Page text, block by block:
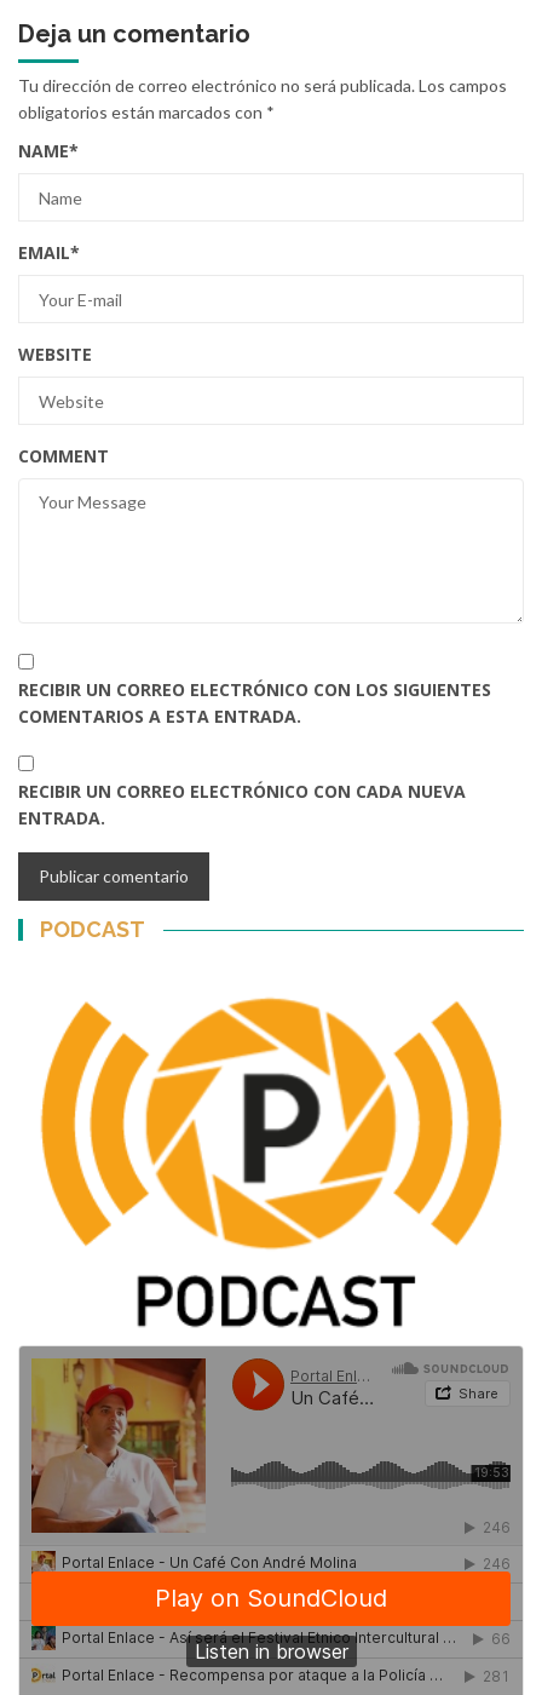
Deja un comentario
Tu dirección de correo electrónico no será publicada.Los campos
obligatorios están marcados con *
NAME*
EMAIL*
WEBSITE
COMMENT
RECIBIR UN CORREO ELECTRÓNICO CON LOS SIGUIENTES
COMENTARIOS A ESTA ENTRADA.
RECIBIR UN CORREO ELECTRÓNICO CON CADA NUEVA
ENTRADA.
PODCAST